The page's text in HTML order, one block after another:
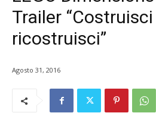
Trailer “Costruisci
ricostruisci”
Agosto 31, 2016